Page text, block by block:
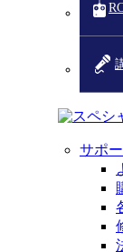
スペシ
サポ